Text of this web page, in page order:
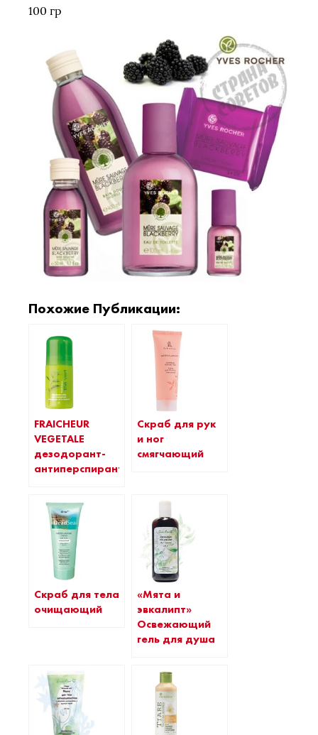
100 гр
Похожие Публикации:
FRAICHEUR
VEGETALE
дезодорант-
антиперспирант
Cкраб для рук
и ног
смягчающий
Скраб для тела
очищающий
«Мята и
эвкалипт»
Освежающий
гель для душа